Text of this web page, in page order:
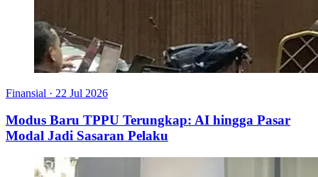
Finansial · 22 Jul 2026
Modus Baru TPPU Terungkap: AI hingga Pasar
Modal Jadi Sasaran Pelaku